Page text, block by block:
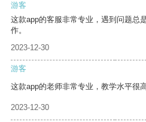
游客
这款app的客服非常专业，遇到问题总
作。
2023-12-30
游客
这款app的老师非常专业，教学水平很
2023-12-30